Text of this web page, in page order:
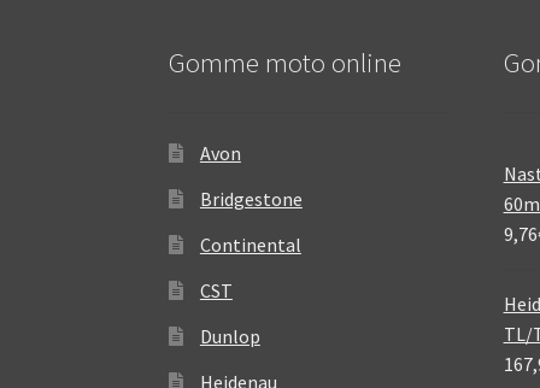
Gomme moto online
Avon
Bridgestone
Continental
CST
Dunlop
Heidenau
9,76
TL/